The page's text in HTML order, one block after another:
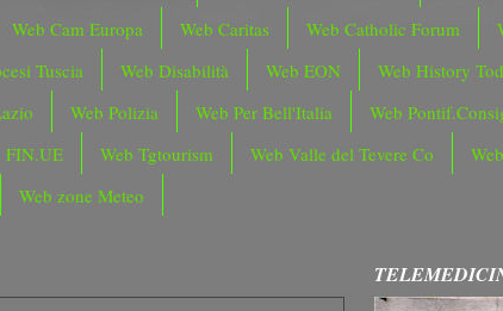
Web Cam Europa Web Caritas Web Catholic Forum
Tuscia Web Disabilità Web EON
Web History
Web Polizia Web Per Bell'Italia
Web
FIN.UE Web Tgtourism Web Valle del Tevere Co
Web zone Meteo